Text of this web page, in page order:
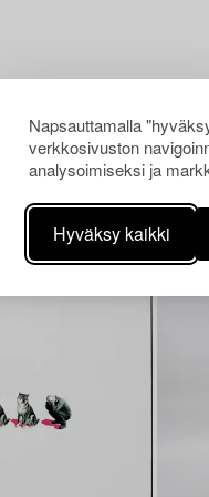
Napsauttamalla
verkkosivuston
analysoimiseksi ja
Hyväksy kaikki